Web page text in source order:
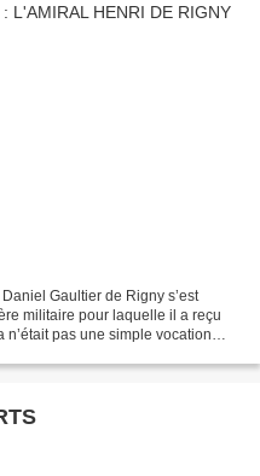
Gaultier de Rigny s’est
militaire pour laquelle il a reçu
pas une simple vocation